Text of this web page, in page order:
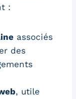
:
associés
des
, utile